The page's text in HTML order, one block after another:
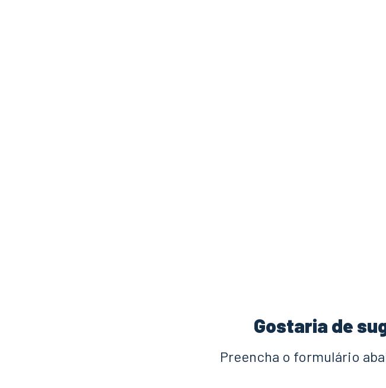
Gostaria de
Preencha o formulário